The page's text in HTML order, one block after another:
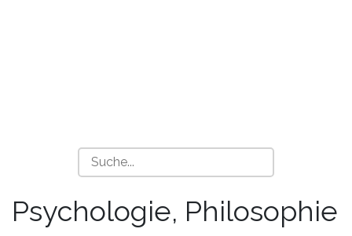
Psychologie, Philosophie